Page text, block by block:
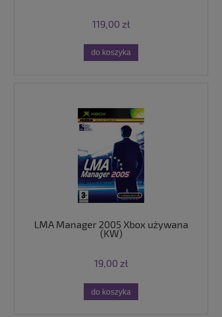
119,00 zł
do koszyka
LMA Manager 2005 Xbox używana
(KW)
19,00 zł
do koszyka